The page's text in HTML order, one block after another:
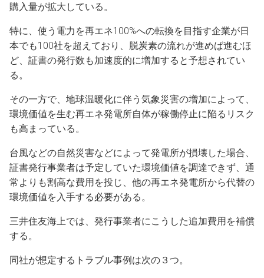
購入量が拡大している。
特に、使う電力を再エネ100%への転換を目指す企業が日
本でも100社を超えており、脱炭素の流れが進めば進むほ
ど、証書の発行数も加速度的に増加すると予想されてい
る。
その一方で、地球温暖化に伴う気象災害の増加によって、
環境価値を生む再エネ発電所自体が稼働停止に陥るリスク
も高まっている。
台風などの自然災害などによって発電所が損壊した場合、
証書発行事業者は予定していた環境価値を調達できず、通
常よりも割高な費用を投じ、他の再エネ発電所から代替の
環境価値を入手する必要がある。
三井住友海上では、発行事業者にこうした追加費用を補償
する。
同社が想定するトラブル事例は次の３つ。